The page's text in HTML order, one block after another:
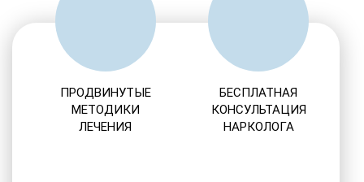
ПРОДВИНУТЫЕ
МЕТОДИКИ
ЛЕЧЕНИЯ
БЕСПЛАТНАЯ
КОНСУЛЬТАЦИЯ
НАРКОЛОГА